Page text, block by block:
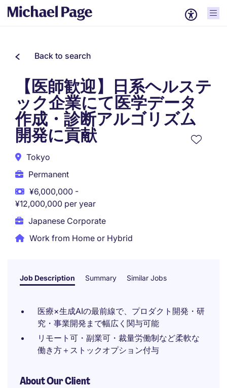
Back to search
【医師歓迎】日系ヘルステ
ック企業にて医学データ
作成・診断アルゴリズム
開発に貢献
Tokyo
Permanent
¥6,000,000 -
¥12,000,000 per year
Japanese Corporate
Work from Home or Hybrid
Job Description Summary Similar Jobs
医療×生成AIの最前線で、プロダクト開発・研
究・事業開発まで幅広く関与可能
リモート可・副業可・裁量労働制など柔軟な
働き方＋ストックオプション付与
About Our Client